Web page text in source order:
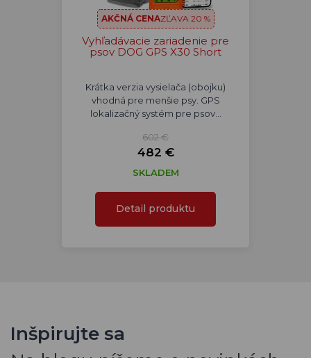
AKČNÁ CENAZĽAVA 20 %
Vyhľadávacie zariadenie pre
psov DOG GPS X30 Short
Krátka verzia vysielača (obojku)
vhodná pre menšie psy. GPS
lokalizačný systém pre psov…
602 €
482 €
SKLADEM
Detail produktu
Inšpirujte sa